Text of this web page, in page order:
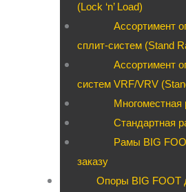
(Lock ‘n’ Load)
Ассортимент
сплит-систем (Stand
Ассортимент
систем VRF/VRV
Стандартная
Рамы BIG
заказу
Опоры BIG FOOT